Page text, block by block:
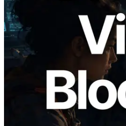
Validators Solutions
Analyzer —
produção de bloco por
responsável